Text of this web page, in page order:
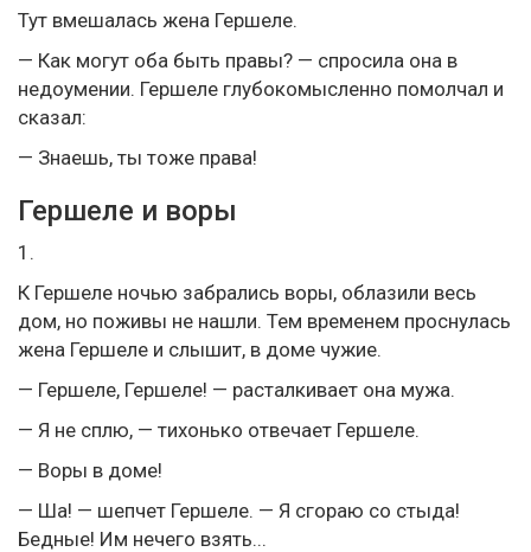
Тут вмешалась жена Гершеле.
— Как могут оба быть правы? — спросила она в
недоумении. Гершеле глубокомысленно помолчал и
сказал:
— Знаешь, ты тоже права!
Гершеле и воры
1.
К Гершеле ночью забрались воры, облазили весь
дом, но поживы не нашли. Тем временем проснулась
жена Гершеле и слышит, в доме чужие.
— Гершеле, Гершеле! — расталкивает она мужа.
— Я не сплю, — тихонько отвечает Гершеле.
— Воры в доме!
— Ша! — шепчет Гершеле. — Я сгораю со стыда!
Бедные! Им нечего взять...